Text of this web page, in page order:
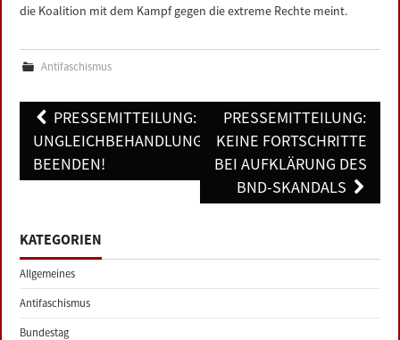
die Koalition mit dem Kampf gegen die extreme Rechte meint.
Antifaschismus
Post
navigation
PRESSEMITTEILUNG:
UNGLEICHBEHANDLUNG
BEENDEN!
PRESSEMITTEILUNG:
KEINE FORTSCHRITTE
BEI AUFKLÄRUNG DES
BND-SKANDALS
KATEGORIEN
Allgemeines
Antifaschismus
Bundestag